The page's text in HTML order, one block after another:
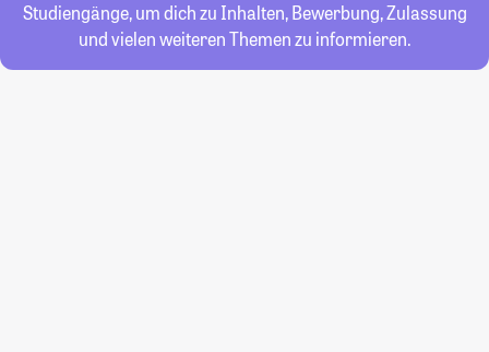
Studiengänge, um dich zu Inhalten, Bewerbung, Zulassung
und vielen weiteren Themen zu informieren.